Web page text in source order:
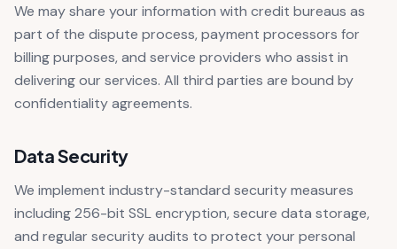
We may share your information with credit bureaus as
part of the dispute process, payment processors for
billing purposes, and service providers who assist in
delivering our services. All third parties are bound by
confidentiality agreements.
Data Security
We implement industry-standard security measures
including 256-bit SSL encryption, secure data storage,
and regular security audits to protect your personal